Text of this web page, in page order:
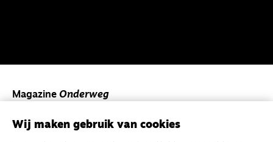
Magazine Onderweg
en gesprek voor christenen onderweg, in het bijzonder
Wij maken gebruik van cookies